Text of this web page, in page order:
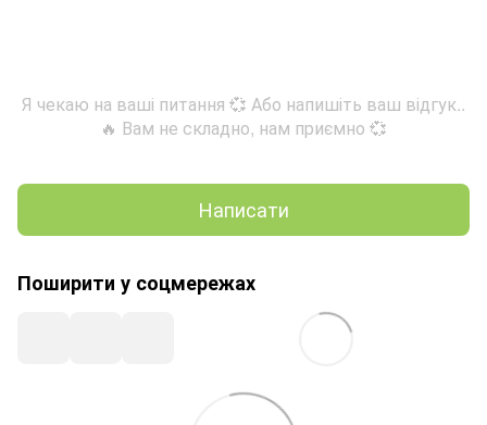
Я чекаю на ваші питання 💞 Або напишіть ваш відгук..
🔥 Вам не складно, нам приємно 💞
Написати
Поширити у соцмережах